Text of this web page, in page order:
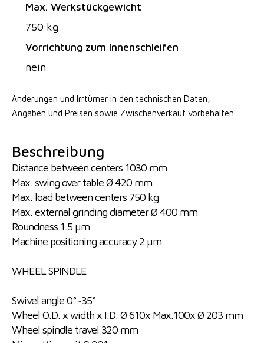
Max. Werkstückgewicht
750 kg
Vorrichtung zum Innenschleifen
nein
Änderungen und Irrtümer in den technischen Daten,
Angaben und Preisen sowie Zwischenverkauf vorbehalten.
Beschreibung
Distance between centers 1030 mm
Max. swing over table Ø 420 mm
Max. load between centers 750 kg
Max. external grinding diameter Ø 400 mm
Roundness 1.5 µm
Machine positioning accuracy 2 µm
WHEEL SPINDLE
Swivel angle 0°~35°
Wheel O.D. x width x I.D. Ø 610x Max.100x Ø 203 mm
Wheel spindle travel 320 mm